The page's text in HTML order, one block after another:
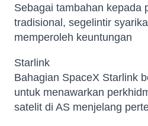
Sebagai tambahan kepada
tradisional, segelintir
memperoleh keuntungan
Starlink
Bahagian SpaceX Starlink
untuk menawarkan
satelit di AS menjelang